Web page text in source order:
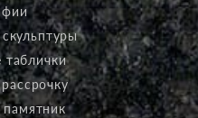
таблички